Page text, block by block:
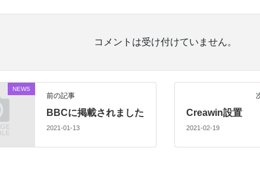
コメントは受け付けていません。
NEWS
前の記事
BBCに掲載されました
2021-01-13
Creawin設置
2021-02-19